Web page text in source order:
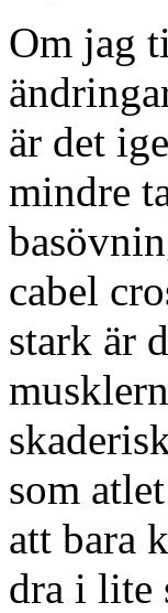
Om jag
är det
mindre
cabel
stark är
som
att bara
dra i lite